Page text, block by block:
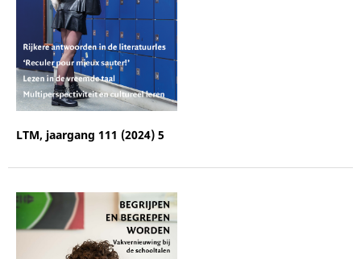
LTM, jaargang 111 (2024) 5